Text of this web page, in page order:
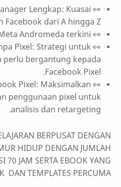
Lengkap: Kuasai
Facebook dari A hingga Z.
👀 Kuasai teknik Meta Andromeda terkini.
Pixel: Strategi untuk
perlu bergantung kepada
Facebook Pixel.
Pixel: Maksimalkan
penggunaan pixel untuk
analisis dan retargeting.
BERPUSAT DENGAN
HIDUP DENGAN JUMLAH
70 JAM SERTA EBOOK YANG
DAN TEMPLATES PERCUMA .